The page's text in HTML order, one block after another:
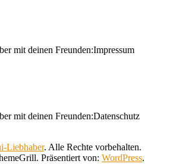
mit deinen Freunden:Impressum
mit deinen Freunden:Datenschutz
Liebhaber. Alle Rechte vorbehalten.
Präsentiert von: WordPress.